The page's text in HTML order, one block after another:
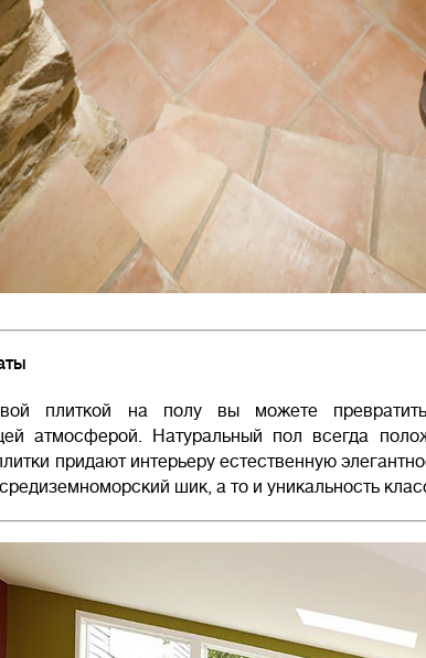
плиткой на полу вы можете
атмосферой. Натуральный пол всегда
придают интерьеру естественную
шик, а то и уникальность